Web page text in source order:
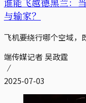
与输家？
飞机要绕行哪个空域，
端传媒记者 吴政霆
2025-07-03